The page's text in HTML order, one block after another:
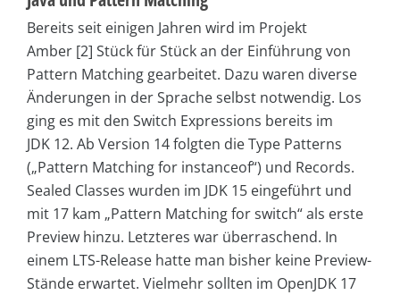
Bereits seit einigen Jahren wird im Projekt
Amber [2] Stück für Stück an der Einführung von
Pattern Matching gearbeitet. Dazu waren diverse
Änderungen in der Sprache selbst notwendig. Los
ging es mit den Switch Expressions bereits im
JDK 12. Ab Version 14 folgten die Type Patterns
(„Pattern Matching for instanceof“) und Records.
Sealed Classes wurden im JDK 15 eingeführt und
mit 17 kam „Pattern Matching for switch“ als erste
Preview hinzu. Letzteres war überraschend. In
einem LTS-Release hatte man bisher keine Preview-
Stände erwartet. Vielmehr sollten im OpenJDK 17